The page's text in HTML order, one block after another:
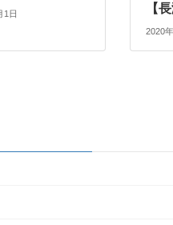
1日
【
2020